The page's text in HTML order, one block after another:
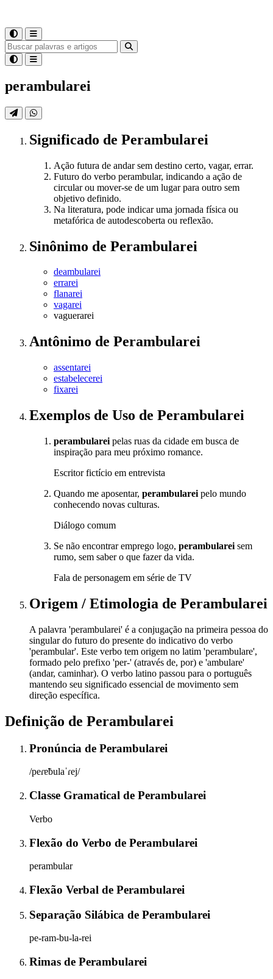
perambularei
Significado de Perambularei
Ação futura de andar sem destino certo, vagar, errar.
Futuro do verbo perambular, indicando a ação de
circular ou mover-se de um lugar para outro sem
objetivo definido.
Na literatura, pode indicar uma jornada física ou
metafórica de autodescoberta ou reflexão.
Sinônimo de Perambularei
deambularei
errarei
flanarei
vagarei
vaguerarei
Antônimo de Perambularei
assentarei
estabelecerei
fixarei
Exemplos de Uso de Perambularei
perambularei pelas ruas da cidade em busca de
inspiração para meu próximo romance.
Escritor fictício em entrevista
Quando me aposentar, perambularei pelo mundo
conhecendo novas culturas.
Diálogo comum
Se não encontrar emprego logo, perambularei sem
rumo, sem saber o que fazer da vida.
Fala de personagem em série de TV
Origem / Etimologia de Perambularei
A palavra 'perambularei' é a conjugação na primeira pessoa do
singular do futuro do presente do indicativo do verbo
'perambular'. Este verbo tem origem no latim 'perambulare',
formado pelo prefixo 'per-' (através de, por) e 'ambulare'
(andar, caminhar). O verbo latino passou para o português
mantendo seu significado essencial de movimento sem
direção específica.
Definição de Perambularei
Pronúncia de Perambularei
/peɾɐ̃bulaˈɾej/
Classe Gramatical de Perambularei
Verbo
Flexão do Verbo de Perambularei
perambular
Flexão Verbal de Perambularei
Separação Silábica de Perambularei
pe-ram-bu-la-rei
Rimas de Perambularei